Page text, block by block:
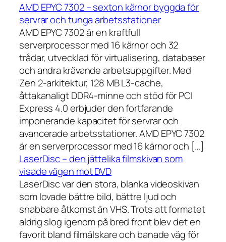
AMD EPYC 7302 – sexton kärnor byggda för
servrar och tunga arbetsstationer
AMD EPYC 7302 är en kraftfull
serverprocessor med 16 kärnor och 32
trådar, utvecklad för virtualisering, databaser
och andra krävande arbetsuppgifter. Med
Zen 2-arkitektur, 128 MB L3-cache,
åttakanaligt DDR4-minne och stöd för PCI
Express 4.0 erbjuder den fortfarande
imponerande kapacitet för servrar och
avancerade arbetsstationer. AMD EPYC 7302
är en serverprocessor med 16 kärnor och […]
LaserDisc – den jättelika filmskivan som
visade vägen mot DVD
LaserDisc var den stora, blanka videoskivan
som lovade bättre bild, bättre ljud och
snabbare åtkomst än VHS. Trots att formatet
aldrig slog igenom på bred front blev det en
favorit bland filmälskare och banade väg för